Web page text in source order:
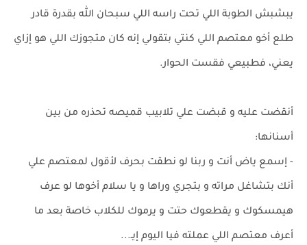
يبشبش الطوبة اللي تحت راسه اللي سبحان الله بقدرة قادر
طلع أخو معتصم اللي كنتي بتقولي إنه كان متجوزك اللي هو إزاي
يعني، فطبيعي فقست الحوار.
أنقضت عليه و قبضت علي تلابيب قميصه تحذره من بين
أسنانها:
- إسمع ياض أنت و ربنا لو نطقت بحرف لأقول لمعتصم علي
أنك بتشاغل مراته و بتجري وراها و يا سلام أخوها لو عرف
هيمسكوك و يقطعوك حتت و يرموك للكلاب خاصة بعد ما
أعرف معتصم اللي عملته فيا اليوم إيـ...